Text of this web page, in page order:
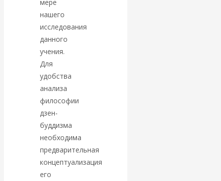
Валентин
КАтасонов.
Парадоксы
денежной
системы России.
Комментарий к
последним
данным
мере
нашего
исследования
данного
учения.
Для
удобства
анализа
философии
дзен-
буддизма
необходима
предварительная
концептуализация
его